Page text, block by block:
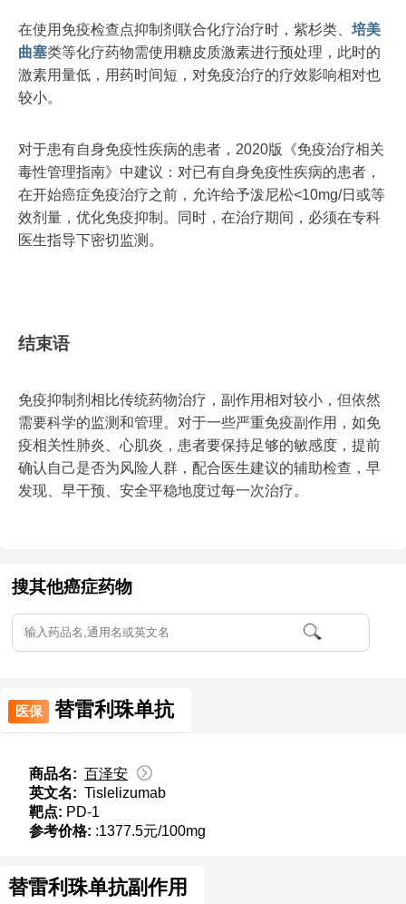
在使用免疫检查点抑制剂联合化疗治疗时，紫杉类、 培美
曲塞类等化疗药物需使用糖皮质激素进行预处理，此时的
激素用量低，用药时间短，对免疫治疗的疗效影响相对也
较小。
对于患有自身免疫性疾病的患者，2020版《免疫治疗相关
毒性管理指南》中建议：对已有自身免疫性疾病的患者，
在开始癌症免疫治疗之前，允许给予泼尼松<10mg/日或等
效剂量，优化免疫抑制。同时，在治疗期间，必须在专科
医生指导下密切监测。
结束语
免疫抑制剂相比传统药物治疗，副作用相对较小，但依然
需要科学的监测和管理。对于一些严重免疫副作用，如免
疫相关性肺炎、心肌炎，患者要保持足够的敏感度，提前
确认自己是否为风险人群，配合医生建议的辅助检查，早
发现、早干预、安全平稳地度过每一次治疗。
搜其他癌症药物
医保 替雷利珠单抗
商品名: 百泽安
英文名: Tislelizumab
靶点: PD-1
参考价格: :1377.5元/100mg
替雷利珠单抗副作用